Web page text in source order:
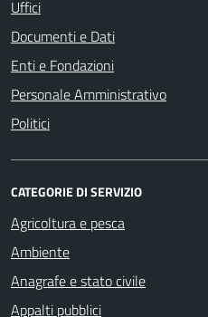
Uffici
Documenti e Dati
Enti e Fondazioni
Personale Amministrativo
Politici
CATEGORIE DI SERVIZIO
Agricoltura e pesca
Ambiente
Anagrafe e stato civile
Appalti pubblici